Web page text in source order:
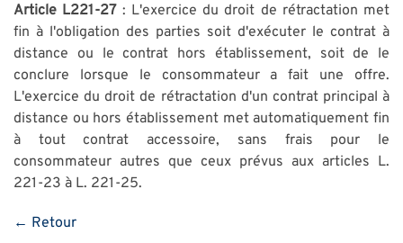
Article L221-27: L'exercice du droit de rétractation met
fin à l'obligation des parties soit d'exécuter le contrat à
distance ou le contrat hors établissement, soit de le
conclure lorsque le consommateur a fait une offre.
L'exercice du droit de rétractation d'un contrat principal à
distance ou hors établissement met automatiquement fin
à tout contrat accessoire, sans frais pour le
consommateur autres que ceux prévus aux articles L.
221-23 à L. 221-25.
← Retour